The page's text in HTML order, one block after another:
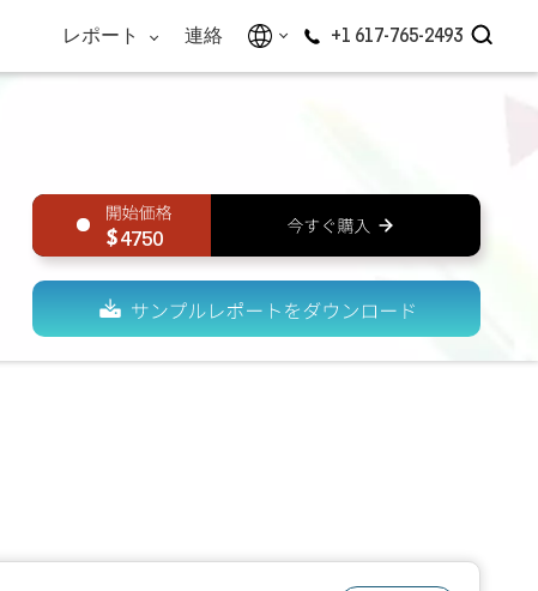
レポート 連絡 +1 617-765-2493
4750